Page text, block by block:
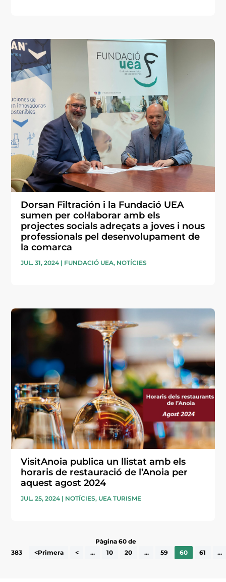
Dorsan Filtración i la Fundació UEA
sumen per col·laborar amb els
projectes socials adreçats a joves i nous
professionals pel desenvolupament de
la comarca
JUL. 31, 2024 | FUNDACIÓ UEA, NOTÍCIES
VisitAnoia publica un llistat amb els
horaris de restauració de l’Anoia per
aquest agost 2024
JUL. 25, 2024 | NOTÍCIES, UEA TURISME
Pàgina 60 de
383
<Primera < ... 10 20 ... 59 60 61 ...